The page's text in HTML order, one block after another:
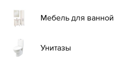
Мебель для ванной
Унитазы